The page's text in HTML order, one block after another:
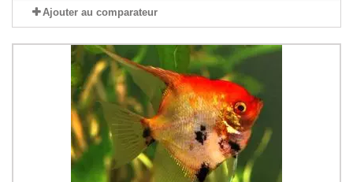
Ajouter au comparateur